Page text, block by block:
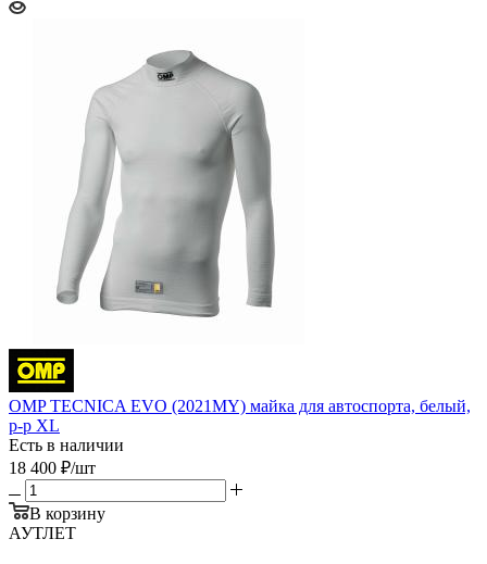
OMP TECNICA EVO (2021MY) майка для автоспорта, белый,
р-р XL
Есть в наличии
18 400 ₽/шт
В корзину
АУТЛЕТ